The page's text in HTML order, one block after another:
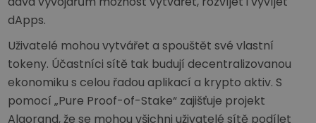
dApps.
Uživatelé mohou vytvářet a spouštět své vlastní
tokeny. Účastníci sítě tak budují decentralizovanou
ekonomiku s celou řadou aplikací a krypto aktiv. S
pomocí „Pure Proof-of-Stake“ zajišťuje projekt
Algorand, že se mohou všichni uživatelé sítě podílet